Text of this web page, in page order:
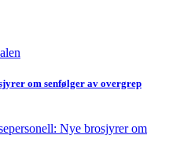
om senfølger av overgrep
Nye brosjyrer om